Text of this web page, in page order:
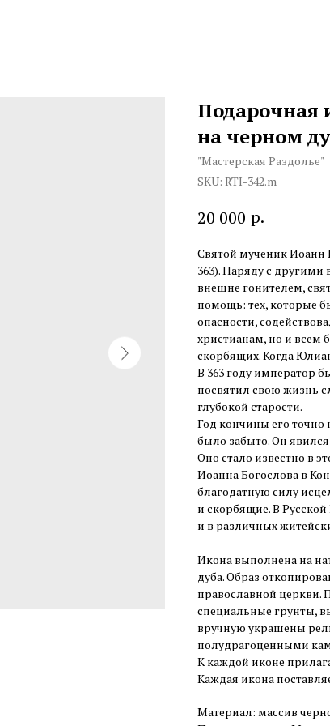
Подарочная
на черном
"Мастерская Раздолье"
SKU: RTI-342.m
20 000 р.
Святой мученик Иоанн
363). Наряду с другими
внешне гонителем,
помощь: тех, которые
опасности,
христианам, но и
скорбящих. Когда
В 363 году император
посвятил свою жизнь
глубокой старости.
Год кончины его точно
было забыто. Он
Оно стало известно в
Иоанна Богослова в
благодатную силу
и скорбящие. В
и в различных
Икона выполнена на
дуба. Образ
православной церкви.
специальные грунты,
вручную украшены
полудрагоценными
К каждой иконе
Каждая икона
Материал: массив